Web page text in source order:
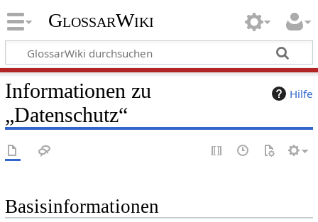
GlossarWiki
Hilfe
Informationen zu
„Datenschutz“
Basisinformationen